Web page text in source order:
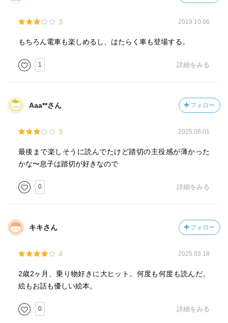
3 2019.10.06
もちろん電車も楽しめるし、はたらく車も登場する。
1 詳細をみる
Aaa**さん フォロー
3 2025.08.01
最後まで楽しそうに読んでたけど踏切の主役感が薄かった
かな〜息子は踏切が好きなので
0 詳細をみる
キキさん フォロー
4 2025.03.18
2歳2ヶ月、乗り物好きに大ヒット。何度も何度も読んだ。
絵もお話も優しい絵本。
0 詳細をみる